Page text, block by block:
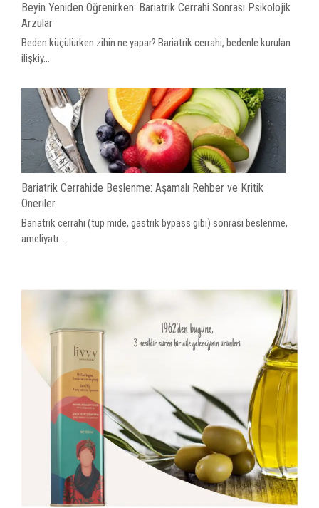
Beyin Yeniden Öğrenirken: Bariatrik Cerrahi Sonrası Psikolojik
Arzular
Beden küçülürken zihin ne yapar? Bariatrik cerrahi, bedenle kurulan
ilişkiy...
Bariatrik Cerrahide Beslenme: Aşamalı Rehber ve Kritik
Öneriler
Bariatrik cerrahi (tüp mide, gastrik bypass gibi) sonrası beslenme,
ameliyatı...